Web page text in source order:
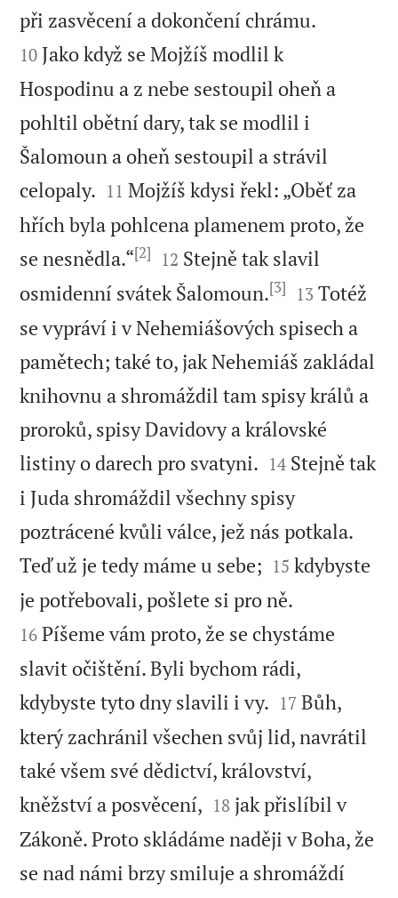
při zasvěcení a dokončení chrámu.
10 Jako když se Mojžíš modlil k
Hospodinu a z nebe sestoupil oheň a
pohltil obětní dary, tak se modlil i
Šalomoun a oheň sestoupil a strávil
celopaly. 

11 Mojžíš kdysi řekl: „Oběť za
hřích byla pohlcena plamenem proto, že
se nesnědla.“[2] 

12 Stejně tak slavil
osmidenní svátek Šalomoun.[3] 

13 Totéž
se vypráví i v Nehemiášových spisech a
pamětech; také to, jak Nehemiáš zakládal
knihovnu a shromáždil tam spisy králů a
proroků, spisy Davidovy a královské
listiny o darech pro svatyni. 

14 Stejně tak
i Juda shromáždil všechny spisy
poztrácené kvůli válce, jež nás potkala.
Teď už je tedy máme u sebe; 

15 kdybyste
je potřebovali, pošlete si pro ně.
16 Píšeme vám proto, že se chystáme
slavit očištění. Byli bychom rádi,
kdybyste tyto dny slavili i vy. 

17 Bůh,
který zachránil všechen svůj lid, navrátil
také všem své dědictví, království,
kněžství a posvěcení, 

18 jak přislíbil v
Zákoně. Proto skládáme naději v Boha, že
se nad námi brzy smiluje a shromáždí